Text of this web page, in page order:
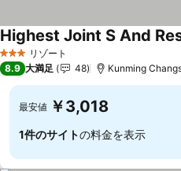
3 ホテルのランク
リゾート
Highest Joint S And
8.9 大満足 48 Kunming
最安値 ￥3,018
1件のサイトの料金を表示